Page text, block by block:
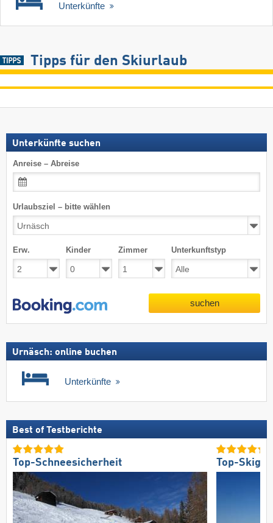
Unterkünfte
Tipps für den Skiurlaub
Unterkünfte suchen
Anreise – Abreise
Urlaubsziel – bitte wählen
Erw. Kinder Zimmer Unterkunftstyp
suchen
Urnäsch: online buchen
Unterkünfte
Best of Testberichte
Top-Schneesicherheit Top-